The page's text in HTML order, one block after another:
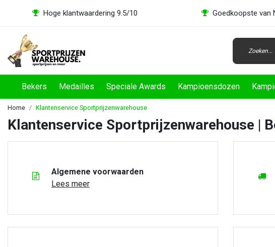
Hoge klantwaardering 9.5/10 Goedkoopste van
Bekers Medailles Speciale Awards Kampioensdozen
Home Klantenservice Sportprijzenwarehouse
Klantenservice Sportprijzenwarehouse |
Algemene voorwaarden
Lees meer